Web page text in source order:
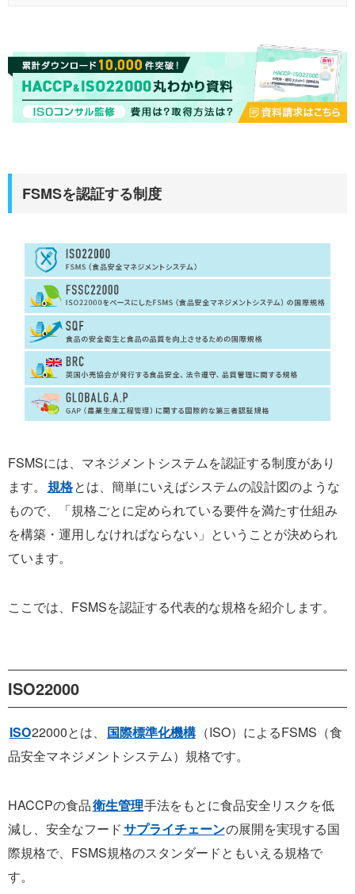
FSMSを認証する制度
FSMSには、マネジメントシステムを認証する制度があり
ます。 規格とは、簡単にいえばシステムの設計図のような
もので、「規格ごとに定められている要件を満たす仕組み
を構築・運用しなければならない」ということが決められ
ています。
ここでは、FSMSを認証する代表的な規格を紹介します。
ISO22000
ISO22000とは、 国際標準化機構 （ISO）によるFSMS（食
品安全マネジメントシステム）規格です。
HACCPの食品衛生管理手法をもとに食品安全リスクを低
減し、安全なフードサプライチェーンの展開を実現する国
際規格で、FSMS規格のスタンダードともいえる規格で
す。